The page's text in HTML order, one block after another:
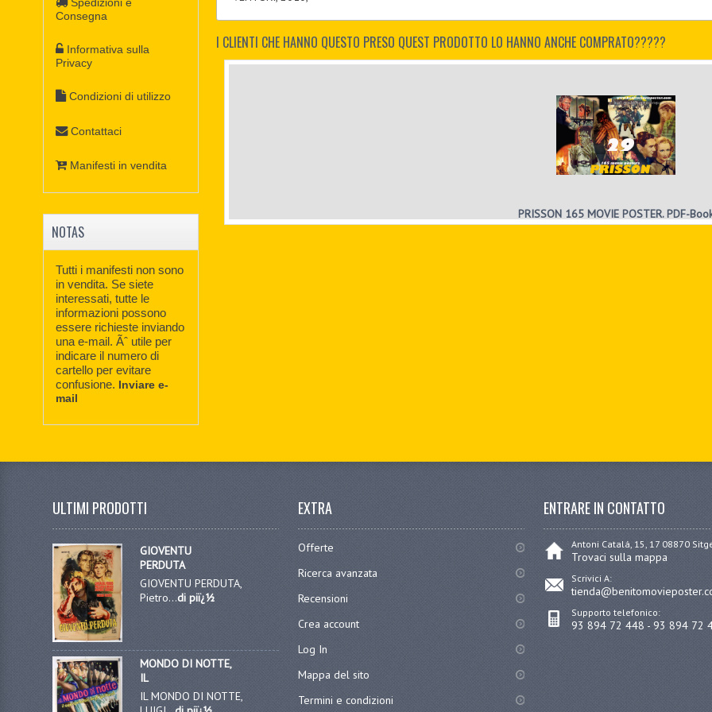
I CLIENTI CHE HANNO QUESTO PRESO QUEST PRODOTTO LO HANNO ANCHE COMPRATO?????
PRISSON 165 MOVIE POSTER. PDF-
Consegna
Informativa sulla
Privacy
Condizioni di utilizzo
Contattaci
Manifesti in vendita
NOTAS
Tutti i manifesti non sono
in vendita. Se siete
interessati, tutte le
informazioni possono
essere richieste inviando
una e-mail. Ãˆ utile per
indicare il numero di
cartello per evitare
confusione. Inviare e-
mail
ULTIMI PRODOTTI
GIOVENTU
PERDUTA
GIOVENTU PERDUTA,
Pietro...di piï¿½
MONDO DI NOTTE,
IL
IL MONDO DI NOTTE,
EXTRA
Offerte
Ricerca avanzata
Recensioni
Crea account
Log In
Mappa del sito
Termini e condizioni
ENTRARE IN CONTATTO
Antoni Catalá, 15, 17 08870
Trovaci sulla mappa
Scrivici A:
Supporto telefonico:
93 894 72 448 - 93 894 72